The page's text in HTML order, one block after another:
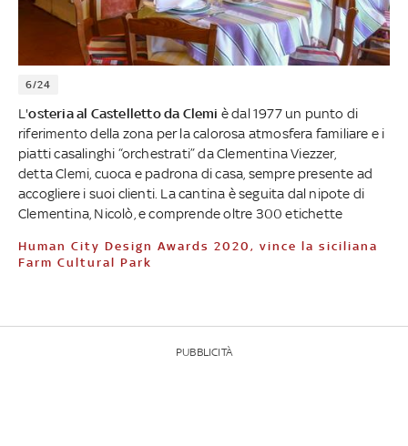
6/24
L'osteria al Castelletto da Clemi è dal 1977 un punto di
riferimento della zona per la calorosa atmosfera familiare e i
piatti casalinghi “orchestrati” da Clementina Viezzer,
detta Clemi, cuoca e padrona di casa, sempre presente ad
accogliere i suoi clienti. La cantina è seguita dal nipote di
Clementina, Nicolò, e comprende oltre 300 etichette
Human City Design Awards 2020, vince la siciliana
Farm Cultural Park
PUBBLICITÀ